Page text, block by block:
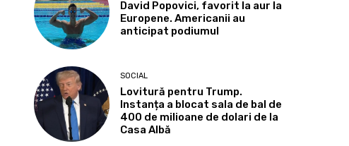
David Popovici, favorit la aur la
Europene. Americanii au
anticipat podiumul
SOCIAL
Lovitură pentru Trump.
Instanța a blocat sala de bal de
400 de milioane de dolari de la
Casa Albă